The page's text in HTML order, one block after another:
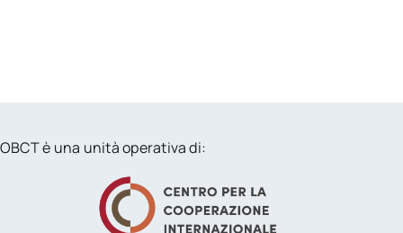
OBCT è una unità operativa di: